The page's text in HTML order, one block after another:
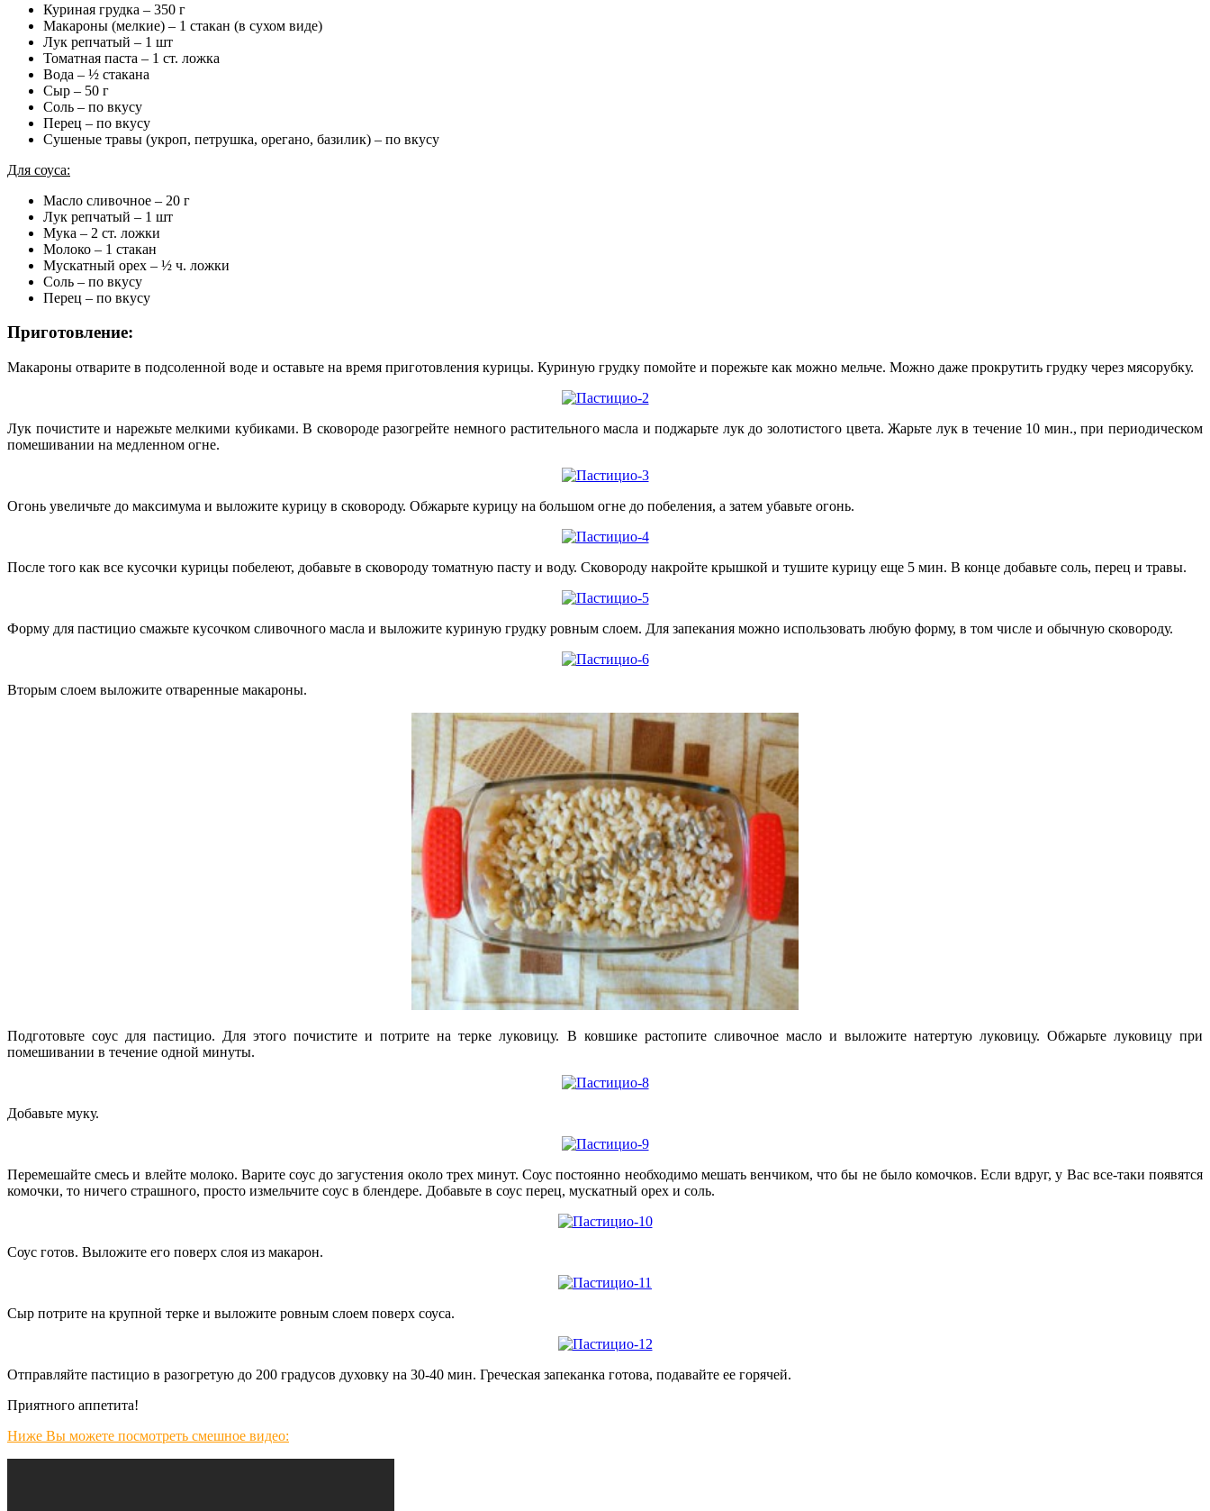
Куриная грудка – 350 г
Макароны (мелкие) – 1 стакан (в сухом виде)
Лук репчатый – 1 шт
Томатная паста – 1 ст. ложка
Вода – ½ стакана
Сыр – 50 г
Соль – по вкусу
Перец – по вкусу
Сушеные травы (укроп, петрушка, орегано, базилик) – по вкусу
Для соуса:
Масло сливочное – 20 г
Лук репчатый – 1 шт
Мука – 2 ст. ложки
Молоко – 1 стакан
Мускатный орех – ½ ч. ложки
Соль – по вкусу
Перец – по вкусу
Приготовление:
Макароны отварите в подсоленной воде и оставьте на время приготовления курицы. Куриную грудку помойте и порежьте как можно мельче. Можно даже прокрутить грудку через мясорубку.
Лук почистите и нарежьте мелкими кубиками. В сковороде разогрейте немного растительного масла и поджарьте лук до золотистого цвета. Жарьте лук в течение 10 мин., при периодическом
помешивании на медленном огне.
Огонь увеличьте до максимума и выложите курицу в сковороду. Обжарьте курицу на большом огне до побеления, а затем убавьте огонь.
После того как все кусочки курицы побелеют, добавьте в сковороду томатную пасту и воду. Сковороду накройте крышкой и тушите курицу еще 5 мин. В конце добавьте соль, перец и травы.
Форму для пастицио смажьте кусочком сливочного масла и выложите куриную грудку ровным слоем. Для запекания можно использовать любую форму, в том числе и обычную сковороду.
Вторым слоем выложите отваренные макароны.
Подготовьте соус для пастицио. Для этого почистите и потрите на терке луковицу. В ковшике растопите сливочное масло и выложите натертую луковицу. Обжарьте луковицу при
помешивании в течение одной минуты.
Добавьте муку.
Перемешайте смесь и влейте молоко. Варите соус до загустения около трех минут. Соус постоянно необходимо мешать венчиком, что бы не было комочков. Если вдруг, у Вас все-таки появятся
комочки, то ничего страшного, просто измельчите соус в блендере. Добавьте в соус перец, мускатный орех и соль.
Соус готов. Выложите его поверх слоя из макарон.
Сыр потрите на крупной терке и выложите ровным слоем поверх соуса.
Отправляйте пастицио в разогретую до 200 градусов духовку на 30-40 мин. Греческая запеканка готова, подавайте ее горячей.
Приятного аппетита!
Ниже Вы можете посмотреть смешное видео: